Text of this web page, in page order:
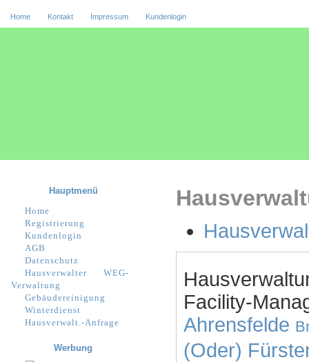
Home Kontakt Impressum Kundenlogin
Facility-
Ahrensfelde
(Oder)
Hauptmenü
Home
Registrierung
Kundenlogin
AGB
Datenschutz
Hausverwalter
WEG-
Verwaltung
Gebäudereinigung
Winterdienst
Hausverwalt.-Anfrage
Werbung